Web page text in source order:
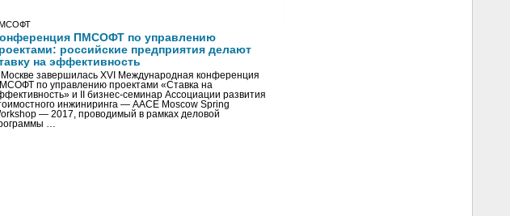
ПМСОФТ по управлению
российские предприятия делают
на эффективность
Москве завершилась XVI Международная конференция
по управлению проектами «Ставка на
и II бизнес-семинар Ассоциации развития
инжиниринга — AACE Moscow Spring
— 2017, проводимый в рамках деловой
…